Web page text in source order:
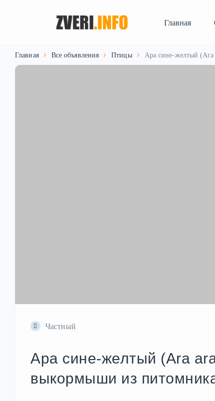
Главная
Главная Все объявления Птицы Ара сине-желтый
Частный
Ара сине-желтый (Ara
выкормыши из